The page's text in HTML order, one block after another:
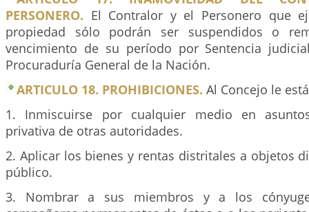
PERSONERO. El Contralor y el Personero que
propiedad sólo podrán ser suspendidos o
vencimiento de su período por Sentencia
Procuraduría General de la Nación.
ARTICULO 18. PROHIBICIONES. Al Concejo le
1. Inmiscuirse por cualquier medio en
privativa de otras autoridades.
2. Aplicar los bienes y rentas distritales a objetos
público.
3. Nombrar a sus miembros y a los